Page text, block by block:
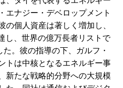
エナジー・デベロップメント
個人資産は著しく増加し、
し、世界の億万長者リストで
。彼の指導の下、ガルフ・
トは中核となるエネルギー事
新たな戦略的分野への大規模